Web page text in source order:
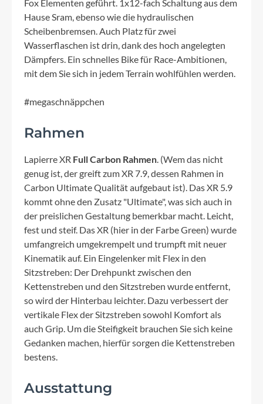
Fox Elementen geführt. 1x12-fach Schaltung aus dem
Hause Sram, ebenso wie die hydraulischen
Scheibenbremsen. Auch Platz für zwei
Wasserflaschen ist drin, dank des hoch angelegten
Dämpfers. Ein schnelles Bike für Race-Ambitionen,
mit dem Sie sich in jedem Terrain wohlfühlen werden.
#megaschnäppchen
Rahmen
Lapierre XR Full Carbon Rahmen. (Wem das nicht
genug ist, der greift zum XR 7.9, dessen Rahmen in
Carbon Ultimate Qualität aufgebaut ist). Das XR 5.9
kommt ohne den Zusatz "Ultimate", was sich auch in
der preislichen Gestaltung bemerkbar macht. Leicht,
fest und steif. Das XR (hier in der Farbe Green) wurde
umfangreich umgekrempelt und trumpft mit neuer
Kinematik auf. Ein Eingelenker mit Flex in den
Sitzstreben: Der Drehpunkt zwischen den
Kettenstreben und den Sitzstreben wurde entfernt,
so wird der Hinterbau leichter. Dazu verbessert der
vertikale Flex der Sitzstreben sowohl Komfort als
auch Grip. Um die Steifigkeit brauchen Sie sich keine
Gedanken machen, hierfür sorgen die Kettenstreben
bestens.
Ausstattung